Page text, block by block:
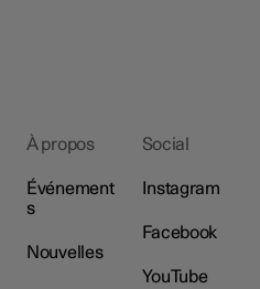
À propos
Événement
s
Nouvelles
Social
Instagram
Facebook
YouTube